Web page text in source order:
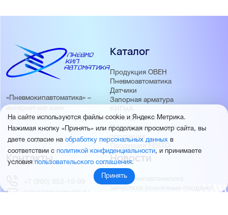
«Пневмокипавтоматика» –
интернет-магазин
промышленного оборудования
Каталог
Продукция ОВЕН
Пневмоавтоматика
Датчики
Запорная арматура
КИПиА
Приводная техника
Электротехническая
продукция
Продукция FESTO
Новости
Пневмокипавтоматика
запустила розничные продажи
Контакты
+7 (960) 953-19-99
sales@pnevmokip.ru
На сайте используются файлы cookie и Яндекс Метрика.
Нажимая кнопку «Принять» или продолжая просмотр сайта, вы
даете согласие на обработку персональных данных в
соответствии с политикой конфиденциальности, и принимаете
условияпользовательского соглашения.
Принять